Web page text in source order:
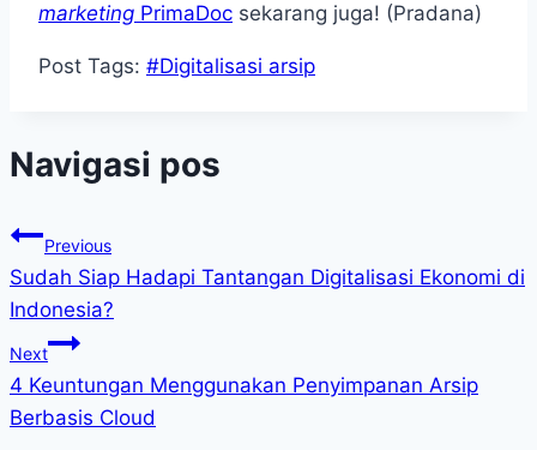
marketing PrimaDoc sekarang juga! (Pradana)
Post Tags: #Digitalisasi arsip
Navigasi pos
Previous
Sudah Siap Hadapi Tantangan Digitalisasi Ekonomi di
Indonesia?
Next
4 Keuntungan Menggunakan Penyimpanan Arsip
Berbasis Cloud